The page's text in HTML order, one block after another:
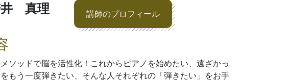
井 真理 講師のプロフィール
ソッドで脳を活性化！これからピアノを始めたい、遠ざかっ
もう一度弾きたい、そんな人それぞれの「弾きたい」をお手